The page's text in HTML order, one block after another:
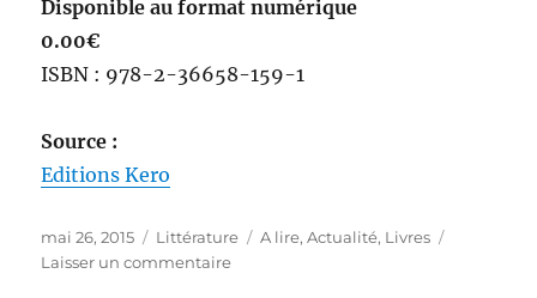
Disponible au format numérique
0.00€
ISBN : 978-2-36658-159-1
Source :
Editions Kero
Publié
le
mai 26, 2015 Catégories
Littérature Étiquettes
A lire,Actualité, Livres
Laisser un commentairesur